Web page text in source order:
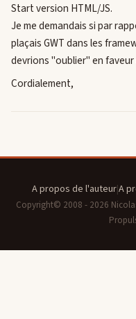
Start version HTML/JS.
Je me demandais si par
plaçais GWT dans les
devrions "oublier" en faveur
Cordialement,
A propos de l'auteur|A
Copyright© 2008 - 2026